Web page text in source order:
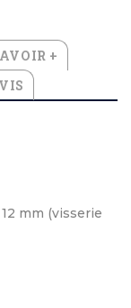
+
mm (visserie